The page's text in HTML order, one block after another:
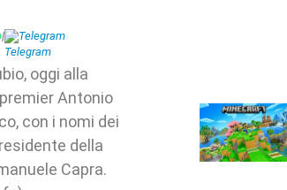
| Telegram
oggi alla
Antonio
con i nomi dei
della
Capra.